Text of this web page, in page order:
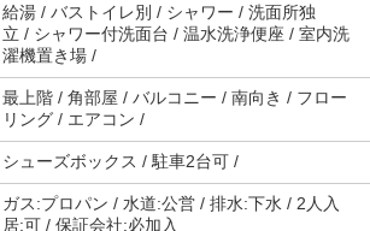
給湯 / バストイレ別 / シャワー / 洗面所独
立 / シャワー付洗面台 / 温水洗浄便座 / 室内洗
濯機置き場 /
最上階 / 角部屋 / バルコニー / 南向き / フロー
リング / エアコン /
シューズボックス / 駐車2台可 /
ガス:プロパン / 水道:公営 / 排水:下水 / 2人入
居:可 / 保証会社:必加入